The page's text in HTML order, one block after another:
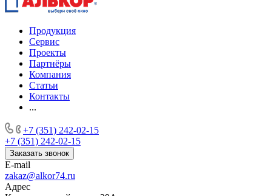
Продукция
Сервис
Проекты
Партнёры
Компания
Статьи
Контакты
...
+7 (351) 242-02-15
+7 (351) 242-02-15
Заказать звонок
E-mail
zakaz@alkor74.ru
Адрес